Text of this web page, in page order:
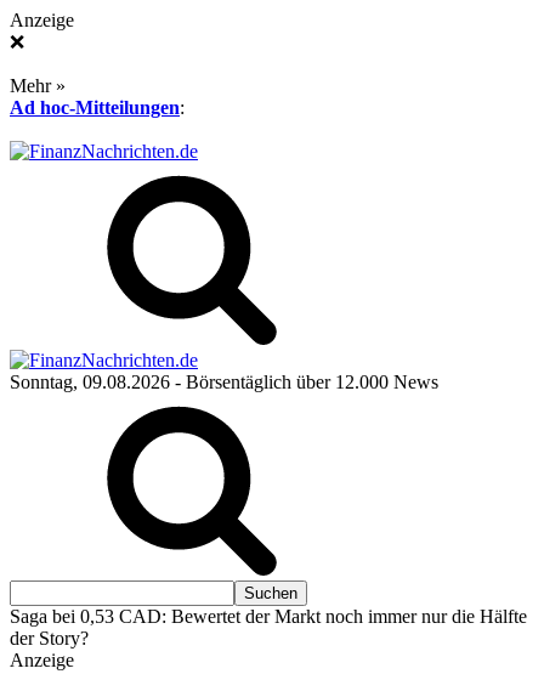
Anzeige
❌
Mehr »
Ad hoc-Mitteilungen:
Sonntag, 09.08.2026 - Börsentäglich über 12.000 News
Saga bei 0,53 CAD: Bewertet der Markt noch immer nur die Hälfte
der Story?
Anzeige